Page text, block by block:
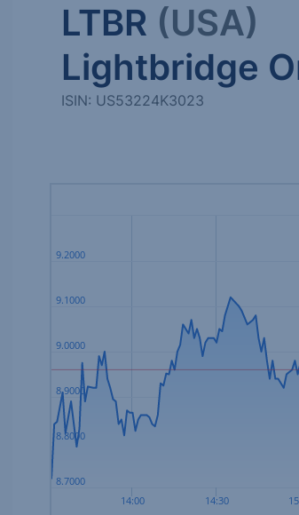
LTBR (USA)
Lightbridge
ISIN: US53224K3023
14:00 14:30
8.7000
8.8000
8.9000
9.0000
9.1000
9.2000